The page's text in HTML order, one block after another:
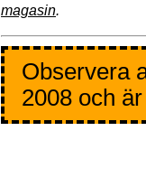
magasin.
Observera
2008 och